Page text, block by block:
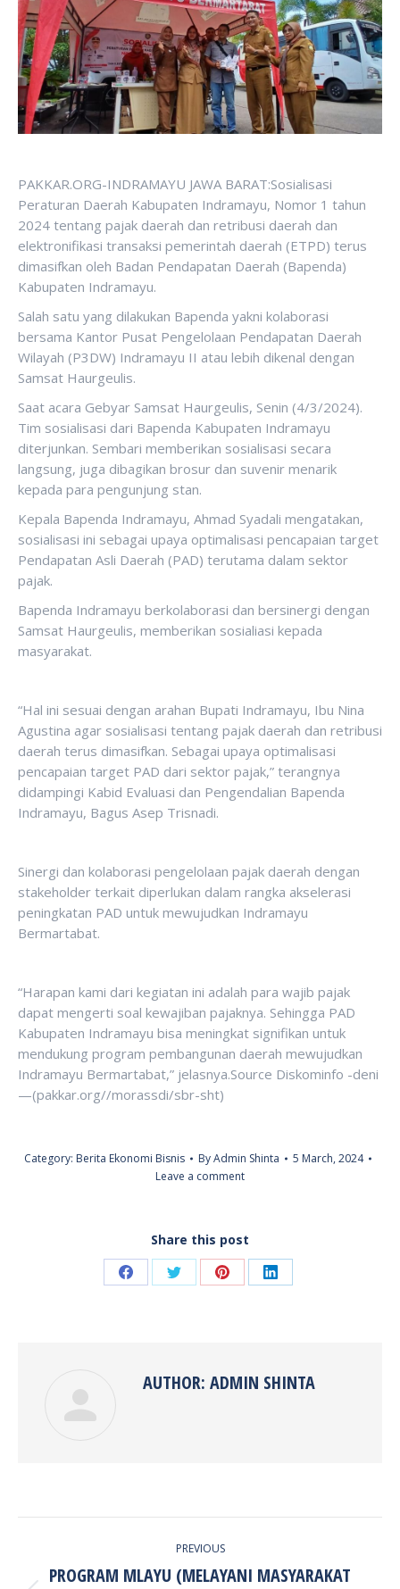
PAKKAR.ORG-INDRAMAYU JAWA BARAT:Sosialisasi
Peraturan Daerah Kabupaten Indramayu, Nomor 1 tahun
2024 tentang pajak daerah dan retribusi daerah dan
elektronifikasi transaksi pemerintah daerah (ETPD) terus
dimasifkan oleh Badan Pendapatan Daerah (Bapenda)
Kabupaten Indramayu.
Salah satu yang dilakukan Bapenda yakni kolaborasi
bersama Kantor Pusat Pengelolaan Pendapatan Daerah
Wilayah (P3DW) Indramayu II atau lebih dikenal dengan
Samsat Haurgeulis.
Saat acara Gebyar Samsat Haurgeulis, Senin (4/3/2024).
Tim sosialisasi dari Bapenda Kabupaten Indramayu
diterjunkan. Sembari memberikan sosialisasi secara
langsung, juga dibagikan brosur dan suvenir menarik
kepada para pengunjung stan.
Kepala Bapenda Indramayu, Ahmad Syadali mengatakan,
sosialisasi ini sebagai upaya optimalisasi pencapaian target
Pendapatan Asli Daerah (PAD) terutama dalam sektor
pajak.
Bapenda Indramayu berkolaborasi dan bersinergi dengan
Samsat Haurgeulis, memberikan sosialiasi kepada
masyarakat.
“Hal ini sesuai dengan arahan Bupati Indramayu, Ibu Nina
Agustina agar sosialisasi tentang pajak daerah dan retribusi
daerah terus dimasifkan. Sebagai upaya optimalisasi
pencapaian target PAD dari sektor pajak,” terangnya
didampingi Kabid Evaluasi dan Pengendalian Bapenda
Indramayu, Bagus Asep Trisnadi.
Sinergi dan kolaborasi pengelolaan pajak daerah dengan
stakeholder terkait diperlukan dalam rangka akselerasi
peningkatan PAD untuk mewujudkan Indramayu
Bermartabat.
“Harapan kami dari kegiatan ini adalah para wajib pajak
dapat mengerti soal kewajiban pajaknya. Sehingga PAD
Kabupaten Indramayu bisa meningkat signifikan untuk
mendukung program pembangunan daerah mewujudkan
Indramayu Bermartabat,” jelasnya.Source Diskominfo -deni
—(pakkar.org//morassdi/sbr-sht)
Category: Berita Ekonomi Bisnis ByAdmin Shinta
5 March, 2024
Leave a comment
Share this post
Share Share Share Share
AUTHOR: ADMIN SHINTA
PREVIOUS
PROGRAM MLAYU (MELAYANI MASYARAKAT